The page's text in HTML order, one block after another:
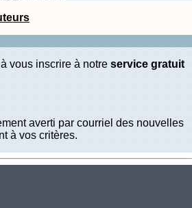
vous inscrire à notre service gratuit
averti par courriel des nouvelles
à vos critères.